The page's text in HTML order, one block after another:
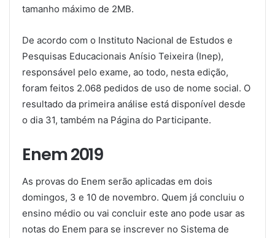
tamanho máximo de 2MB.
De acordo com o Instituto Nacional de Estudos e
Pesquisas Educacionais Anísio Teixeira (Inep),
responsável pelo exame, ao todo, nesta edição,
foram feitos 2.068 pedidos de uso de nome social. O
resultado da primeira análise está disponível desde
o dia 31, também na Página do Participante.
Enem 2019
As provas do Enem serão aplicadas em dois
domingos, 3 e 10 de novembro. Quem já concluiu o
ensino médio ou vai concluir este ano pode usar as
notas do Enem para se inscrever no Sistema de